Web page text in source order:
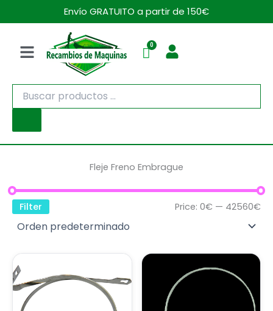
al
Envío GRATUITO a partir de 150€
Menú
productos
Fleje Freno Embrague
Filter Price: 0€ — 42560€